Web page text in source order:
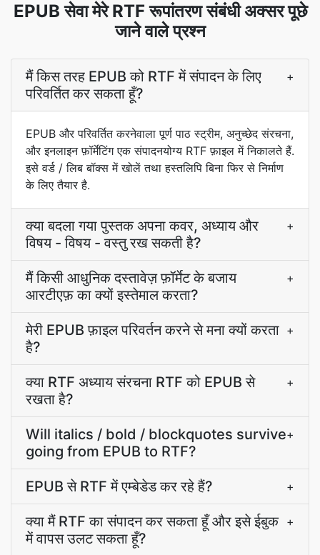
EPUB सेवा मेरे RTF रूपांतरण संबंधी अक्सर पूछे
जाने वाले प्रश्न
मैं किस तरह EPUB को RTF में संपादन के लिए
परिवर्तित कर सकता हूँ?
+
EPUB और परिवर्तित करनेवाला पूर्ण पाठ स्ट्रीम, अनुच्छेद संरचना,
और इनलाइन फ़ॉर्मेटिंग एक संपादनयोग्य RTF फ़ाइल में निकालते हैं.
इसे वर्ड / लिब बॉक्स में खोलें तथा हस्तलिपि बिना फिर से निर्माण
के लिए तैयार है.
क्या बदला गया पुस्तक अपना कवर, अध्याय और
विषय - विषय - वस्तु रख सकती है?
+
मैं किसी आधुनिक दस्तावेज़ फ़ॉर्मेट के बजाय
आरटीएफ़ का क्यों इस्तेमाल करता?
+
मेरी EPUB फ़ाइल परिवर्तन करने से मना क्यों करता
है?
+
क्या RTF अध्याय संरचना RTF को EPUB से
रखता है?
+
Will italics / bold / blockquotes survive
going from EPUB to RTF?
+
EPUB से RTF में एम्बेडेड कर रहे हैं? +
क्या मैं RTF का संपादन कर सकता हूँ और इसे ईबुक
में वापस उलट सकता हूँ?
+